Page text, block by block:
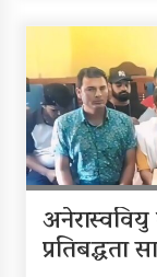
अनेरास्ववियु
प्रतिबद्धता